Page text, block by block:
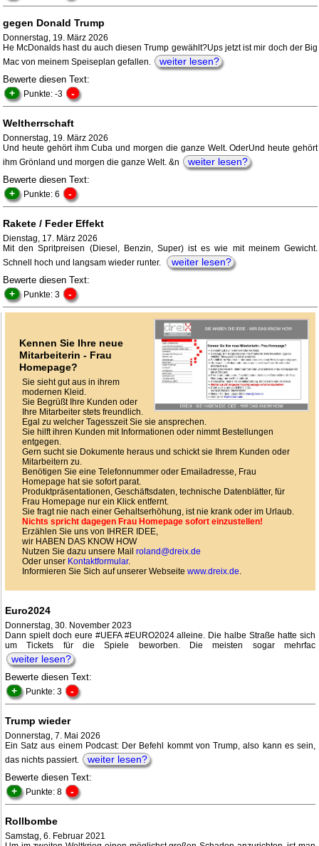
gegen Donald Trump
Donnerstag, 19. März 2026
He McDonalds hast du auch diesen Trump gewählt?Ups jetzt ist mir doch der Big
Mac von meinem Speiseplan gefallen.
weiter lesen?
Bewerte diesen Text:
+ Punkte: -3 -
Weltherrschaft
Donnerstag, 19. März 2026
Und heute gehört ihm Cuba und morgen die ganze Welt. OderUnd heute gehört
ihm Grönland und morgen die ganze Welt. &n
weiter lesen?
Bewerte diesen Text:
+ Punkte: 6 -
Rakete / Feder Effekt
Dienstag, 17. März 2026
Mit den Spritpreisen (Diesel, Benzin, Super) ist es wie mit meinem Gewicht.
Schnell hoch und langsam wieder runter.
weiter lesen?
Bewerte diesen Text:
+ Punkte: 3 -
Kennen Sie Ihre neue
Mitarbeiterin - Frau
Homepage?
Sie sieht gut aus in ihrem
modernen Kleid.
Sie Begrüßt Ihre Kunden oder
Ihre Mitarbeiter stets freundlich.
Egal zu welcher Tagesszeit Sie sie ansprechen.
Sie hilft ihren Kunden mit Informationen oder nimmt Bestellungen
entgegen.
Gern sucht sie Dokumente heraus und schickt sie Ihrem Kunden oder
Mitarbeitern zu.
Benötigen Sie eine Telefonnummer oder Emailadresse, Frau
Homepage hat sie sofort parat.
Produktpräsentationen, Geschäftsdaten, technische Datenblätter, für
Frau Homepage nur ein Klick entfernt.
Sie fragt nie nach einer Gehaltserhöhung, ist nie krank oder im Urlaub.
Nichts spricht dagegen Frau Homepage sofort einzustellen!
Erzählen Sie uns von IHRER IDEE,
wir HABEN DAS KNOW HOW
Nutzen Sie dazu unsere Mail roland@dreix.de
Oder unser Kontaktformular.
Informieren Sie Sich auf unserer Webseite www.dreix.de.
Euro2024
Donnerstag, 30. November 2023
Dann spielt doch eure #UEFA #EURO2024 alleine. Die halbe Straße hatte sich
um Tickets für die Spiele beworben. Die meisten sogar mehrfac
weiter lesen?
Bewerte diesen Text:
+ Punkte: 3 -
Trump wieder
Donnerstag, 7. Mai 2026
Ein Satz aus einem Podcast: Der Befehl kommt von Trump, also kann es sein,
das nichts passiert.
weiter lesen?
Bewerte diesen Text:
+ Punkte: 8 -
Rollbombe
Samstag, 6. Februar 2021